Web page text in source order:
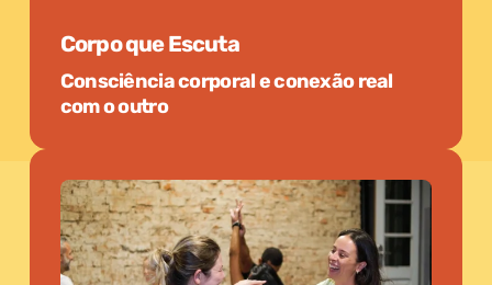
Corpo que Escuta
Consciência corporal e conexão real
com o outro